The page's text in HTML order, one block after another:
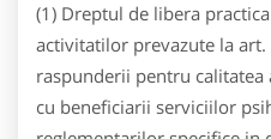
(1) Dreptul de libera
activitatilor prevazute la
raspunderii pentru
cu beneficiarii serviciilor